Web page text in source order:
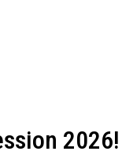
2026!